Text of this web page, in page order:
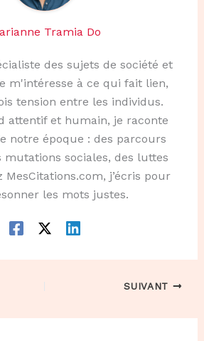
Tramia Do
des sujets de société et
m'intéresse à ce qui fait lien,
tension entre les individus.
attentif et humain, je raconte
notre époque : des parcours
mutations sociales, des luttes
MesCitations.com, j’écris pour
les mots justes.
SUIVANT